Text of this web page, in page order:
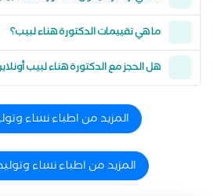
ما هي تقييمات الدكتورة هناء لبيب؟
هل الحجز مع الدكتورة هناء لبيب
المزيد من اطباء نساء
المزيد من اطباء نساء